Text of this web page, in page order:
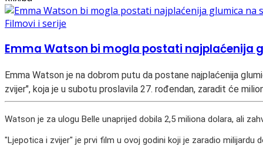
Filmovi i serije
Emma Watson bi mogla postati najplaćenija
Emma Watson je na dobrom putu da postane najplaćenija
zvijer", koja je u subotu proslavila 27. rođendan, zaradit će
Watson je za ulogu Belle unaprijed dobila 2,5 miliona dolara, ali
"Ljepotica i zvijer" je prvi film u ovoj godini koji je zaradio milijardu